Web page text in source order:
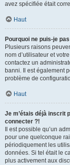
avez spécifiée était
Haut
Pourquoi ne puis-je
Plusieurs raisons
nom d’utilisateur et
contactez un
banni. Il est également
problème de
Haut
Je m’étais déjà inscrit
connecter ?!
Il est possible qu’un
pour une quelconque
périodiquement les
données. Si tel était le
plus activement aux